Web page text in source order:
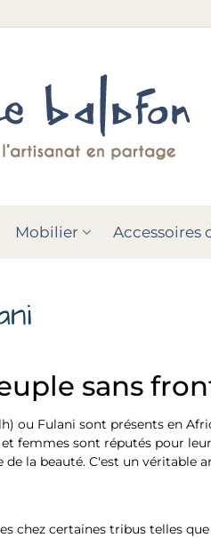
Mobilier Accessoires
sans
ou Fulani sont présents en
femmes sont réputés pour
la beauté. C'est un véritable
chez certaines tribus telles